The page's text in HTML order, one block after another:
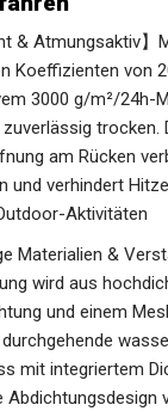
& Atmungsaktiv】
Koeffizienten von
3000 g/m²/24h-
trocken.
am Rücken
und verhindert
Aktivitäten
Materialien &
wird aus
und einem
mit integriertem
Abdichtungsdesign